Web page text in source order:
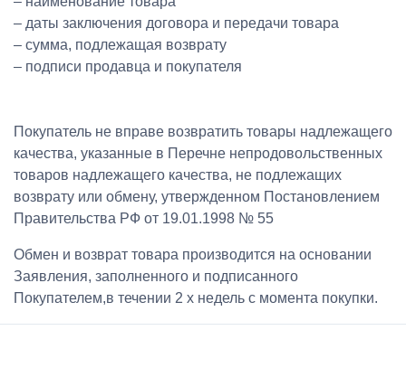
– даты заключения договора и передачи товара
– сумма, подлежащая возврату
– подписи продавца и покупателя
Покупатель не вправе возвратить товары надлежащего
качества, указанные в Перечне непродовольственных
товаров надлежащего качества, не подлежащих
возврату или обмену, утвержденном Постановлением
Правительства РФ от 19.01.1998 № 55
Обмен и возврат товара производится на основании
Заявления, заполненного и подписанного
Покупателем,в течении 2 х недель с момента покупки.